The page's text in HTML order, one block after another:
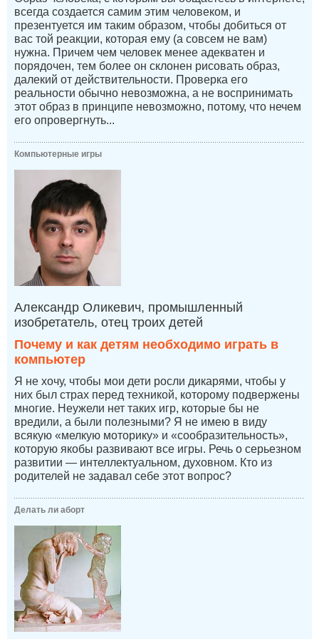
всегда создается самим этим человеком, и
презентуется им таким образом, чтобы добиться от
вас той реакции, которая ему (а совсем не вам)
нужна. Причем чем человек менее адекватен и
порядочен, тем более он склонен рисовать образ,
далекий от действительности. Проверка его
реальности обычно невозможна, а не воспринимать
этот образ в принципе невозможно, потому, что нечем
его опровергнуть...
Компьютерные игры
Александр Оликевич, промышленный
изобретатель, отец троих детей
Почему и как детям необходимо играть в
компьютер
Я не хочу, чтобы мои дети росли дикарями, чтобы у
них был страх перед техникой, которому подвержены
многие. Неужели нет таких игр, которые бы не
вредили, а были полезными? Я не имею в виду
всякую «мелкую моторику» и «сообразительность»,
которую якобы развивают все игры. Речь о серьезном
развитии — интеллектуальном, духовном. Кто из
родителей не задавал себе этот вопрос?
Делать ли аборт